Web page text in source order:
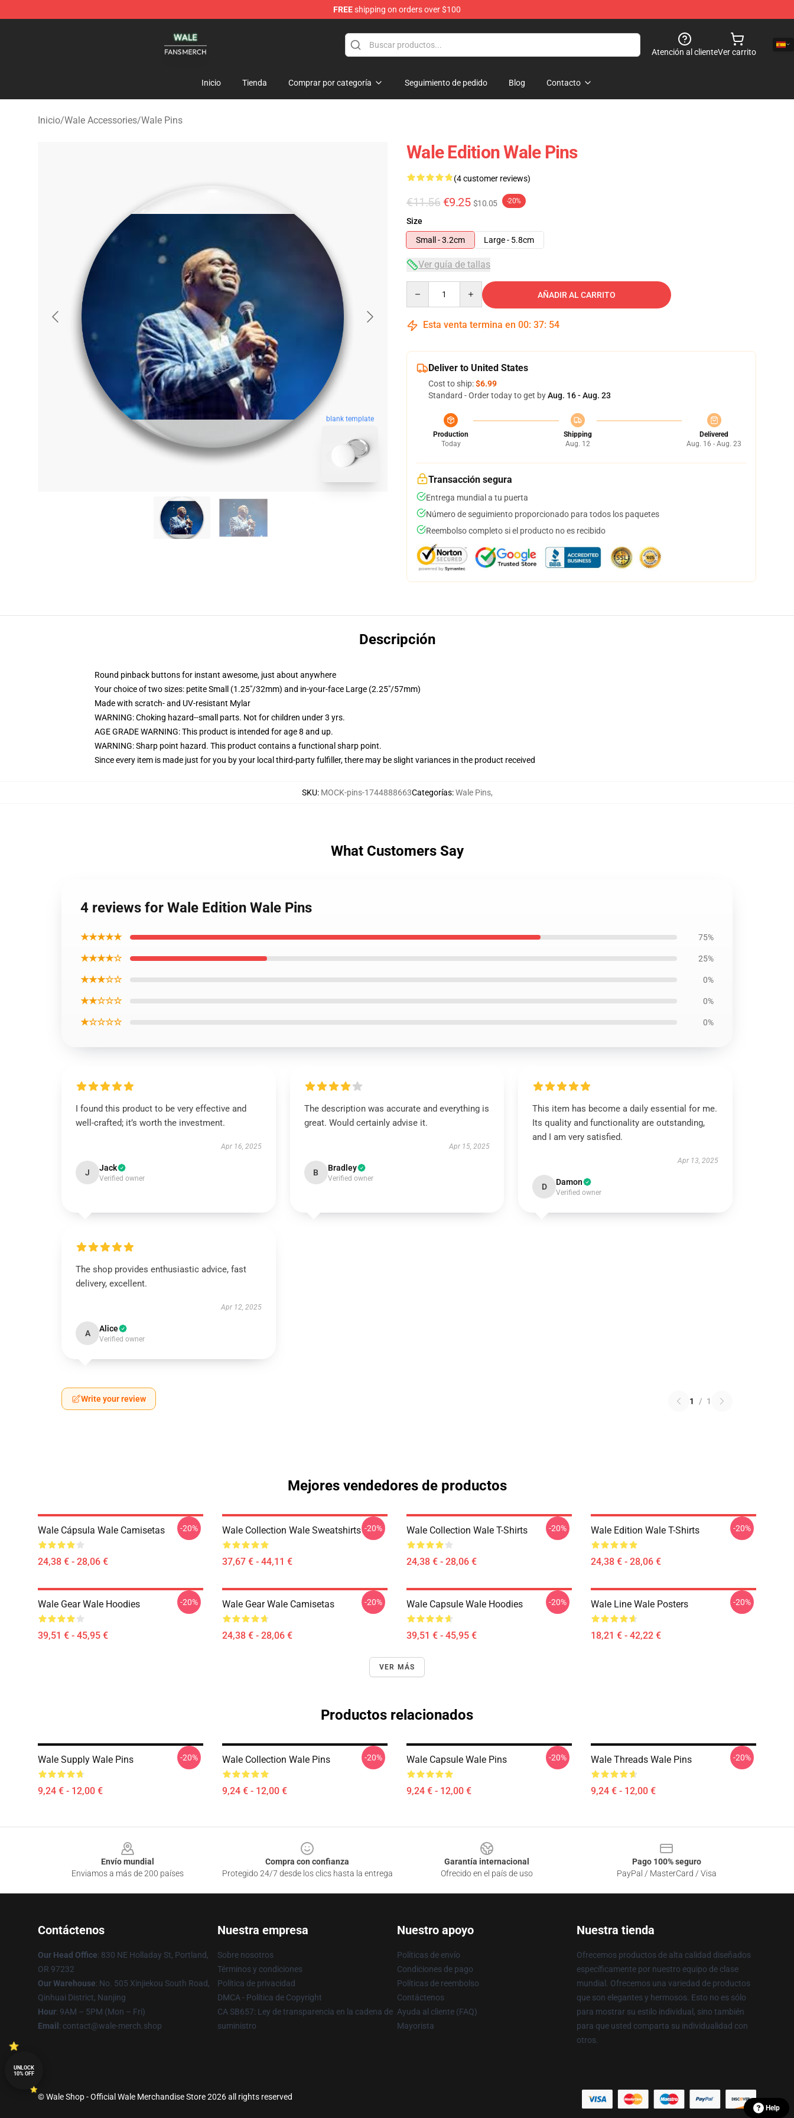
FREEshipping on orders over $100
Atención al clienteVer carrito
Inicio Tienda Comprar por categoría Seguimiento de pedido Blog Contacto
Inicio/Wale Accessories/Wale Pins
blank template
Wale Edition Wale Pins
(4 customer reviews)
€11.56 €9.25 $10.05 -20%
Size
Small - 3.2cm
Large - 5.8cm
Ver guía de tallas
AÑADIR AL CARRITO
Esta venta termina en 00: 37: 53
Deliver to United States
Cost to ship:$6.99
Standard - Order today to get byAug. 16 - Aug. 23
Production
Today
Shipping
Aug. 12
Delivered
Aug. 16 - Aug. 23
Transacción segura
Entrega mundial a tu puerta
Número de seguimiento proporcionado para todos los paquetes
Reembolso completo si el producto no es recibido
Descripción
Round pinback buttons for instant awesome, just about anywhere
Your choice of two sizes: petite Small (1.25"/32mm) and in-your-face Large (2.25"/57mm)
Made with scratch- and UV-resistant Mylar
WARNING: Choking hazard--small parts. Not for children under 3 yrs.
AGE GRADE WARNING: This product is intended for age 8 and up.
WARNING: Sharp point hazard. This product contains a functional sharp point.
Since every item is made just for you by your local third-party fulfiller, there may be slight variances in the product received
SKU: MOCK-pins-1744888663Categorías:Wale Pins,
What Customers Say
4 reviews for Wale Edition Wale Pins
★★★★★ 75%
★★★★☆ 25%
★★★☆☆ 0%
★★☆☆☆ 0%
★☆☆☆☆ 0%
I found this product to be very effective and
well-crafted; it’s worth the investment.
Apr 16, 2025
J Jack
Verified owner
The description was accurate and everything is
great. Would certainly advise it.
Apr 15, 2025
B Bradley
Verified owner
This item has become a daily essential for me.
Its quality and functionality are outstanding,
and I am very satisfied.
Apr 13, 2025
D Damon
Verified owner
The shop provides enthusiastic advice, fast
delivery, excellent.
Apr 12, 2025
A Alice
Verified owner
Write your review 1 / 1
Mejores vendedores de productos
Wale Cápsula Wale Camisetas
24,38 € - 28,06 €
-20% Wale Collection Wale Sweatshirts
37,67 € - 44,11 €
-20% Wale Collection Wale T-Shirts
24,38 € - 28,06 €
-20% Wale Edition Wale T-Shirts
24,38 € - 28,06 €
-20%
Wale Gear Wale Hoodies
39,51 € - 45,95 €
-20% Wale Gear Wale Camisetas
24,38 € - 28,06 €
-20% Wale Capsule Wale Hoodies
39,51 € - 45,95 €
-20% Wale Line Wale Posters
18,21 € - 42,22 €
-20%
VER MÁS
Productos relacionados
Wale Supply Wale Pins
9,24 € - 12,00 €
-20% Wale Collection Wale Pins
9,24 € - 12,00 €
-20% Wale Capsule Wale Pins
9,24 € - 12,00 €
-20% Wale Threads Wale Pins
9,24 € - 12,00 €
-20%
Envío mundial
Enviamos a más de 200 países
Compra con confianza
Protegido 24/7 desde los clics hasta la entrega
Garantía internacional
Ofrecido en el país de uso
Pago 100% seguro
PayPal / MasterCard / Visa
Contáctenos
Our Head Office: 830 NE Holladay St, Portland,
OR 97232
Our Warehouse: No. 505 Xinjiekou South Road,
Qinhuai District, Nanjing
Hour: 9AM – 5PM (Mon – Fri)
Email : contact@wale-merch.shop
Nuestra empresa
Sobre nosotros
Términos y condiciones
Política de privacidad
DMCA - Política de Copyright
CA SB657: Ley de transparencia en la cadena de
suministro
Nuestro apoyo
Políticas de envío
Condiciones de pago
Políticas de reembolso
Contáctenos
Ayuda al cliente (FAQ)
Mayorista
Nuestra tienda
Ofrecemos productos de alta calidad diseñados
específicamente por nuestro equipo de clase
mundial. Ofrecemos una variedad de productos
que son elegantes y hermosos. Esto no es sólo
para mostrar su estilo individual, sino también
para que usted comparta su individualidad con
otros.
© Wale Shop - Official Wale Merchandise Store 2026 all rights reserved
Help
UNLOCK
10% OFF